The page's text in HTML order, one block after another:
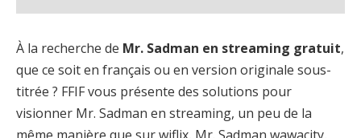
À la recherche de Mr. Sadman en streaming gratuit,
que ce soit en français ou en version originale sous-
titrée ? FFIF vous présente des solutions pour
visionner Mr. Sadman en streaming, un peu de la